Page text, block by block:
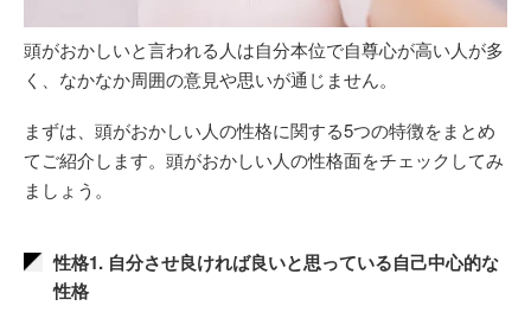
頭がおかしいと言われる人は自分本位で自尊心が高い人が多
く、なかなか周囲の意見や思いが通じません。
まずは、頭がおかしい人の性格に関する5つの特徴をまとめ
てご紹介します。頭がおかしい人の性格面をチェックしてみ
ましょう。
性格1. 自分させ良ければ良いと思っている自己中心的な
性格